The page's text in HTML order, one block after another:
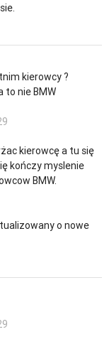
kierowcy ?
to nie BMW
kierowcę a tu się
kończy myslenie
BMW.
o nowe